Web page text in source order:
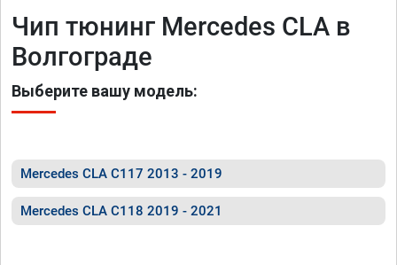
Чип тюнинг Mercedes CLA в
Волгограде
Выберите вашу модель:
Mercedes CLA C117 2013 - 2019
Mercedes CLA C118 2019 - 2021